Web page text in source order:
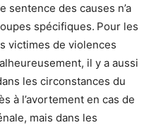
sentence des causes n’a
spécifiques. Pour les
victimes de violences
il y a aussi
les circonstances du
à l’avortement en cas de
mais dans les